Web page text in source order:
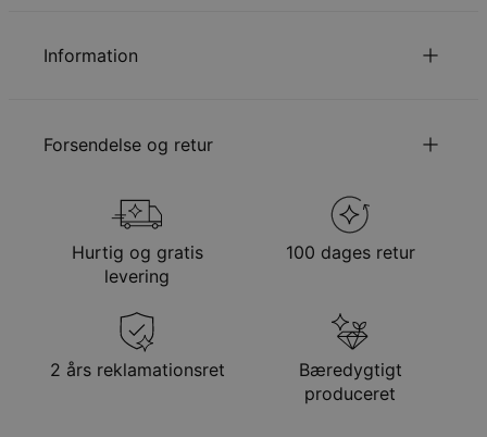
Du er velkommen til at kontakte os via
Information
Kædelængde
35 cm / 40 cm / 45 cm / 50 cm / 55 cm
Fødselsblomst - 9 mm x 12.9 mm
Hypoallergenisk
Forsendelse og retur
forsendelsesmetode
Metode Anslået leveringsdato
Gratis levering
tor. 27. aug. - fre. 28.
Hastelevering
man. 17. aug. - ons. 19.
aug.
Hurtig og gratis
levering
100 dages retur
2 års reklamationsret
Bæredygtigt
produceret